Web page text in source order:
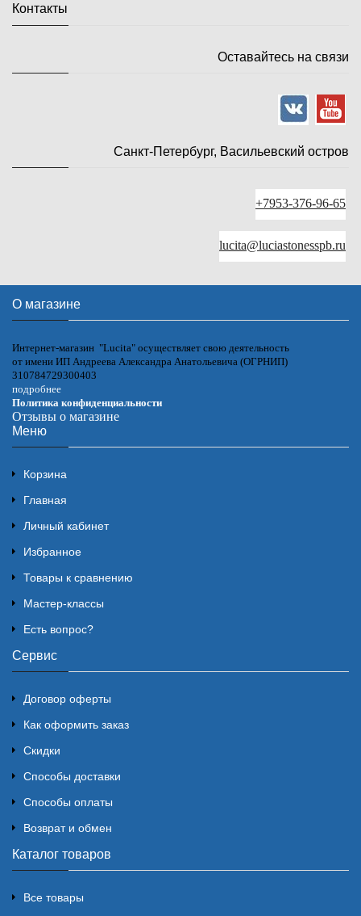
Контакты
Оставайтесь на связи
Санкт-Петербург, Васильевский остров
+7953-376-96-65
lucita@luciastonesspb.ru
О магазине
Интернет-магазин "Lucita" осуществляет свою деятельность
от имени ИП Андреева Александра Анатольевича (ОГРНИП)
310784729300403
подробнее
Политика конфиденциальности
Отзывы о магазине
Меню
Корзина
Главная
Личный кабинет
Избранное
Товары к сравнению
Мастер-классы
Есть вопрос?
Сервис
Договор оферты
Как оформить заказ
Скидки
Способы доставки
Способы оплаты
Возврат и обмен
Каталог товаров
Все товары